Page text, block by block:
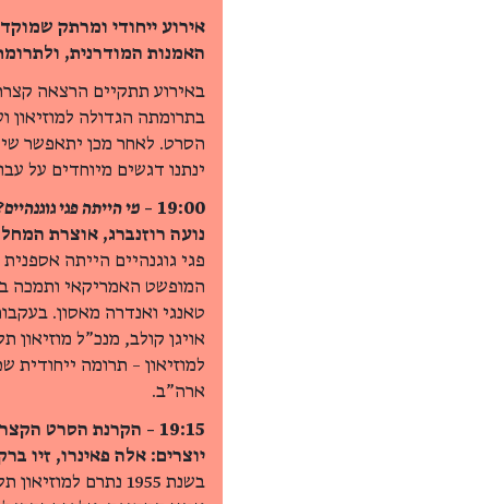
אירוע ייחודי ומרתק
האמנות המודרנית,
באירוע תתקיים הרצאה
בתרומתה הגדולה למוזיאון
הסרט. לאחר מכן יתאפשר
ינתנו דגשים מיוחדים על
19:00 –
מי הייתה פגי
נועה רוזנברג, אוצרת
פגי גוגנהיים הייתה
המופשט האמריקאי ותמכה
למוזיאון – תרומה ייחודית
ארה"ב.
19:15 – הקרנת הסרט הקצר:
יוצרים: אלה פאינרו, זיו ברקוביץ'.
בשנת 1955 נתרם